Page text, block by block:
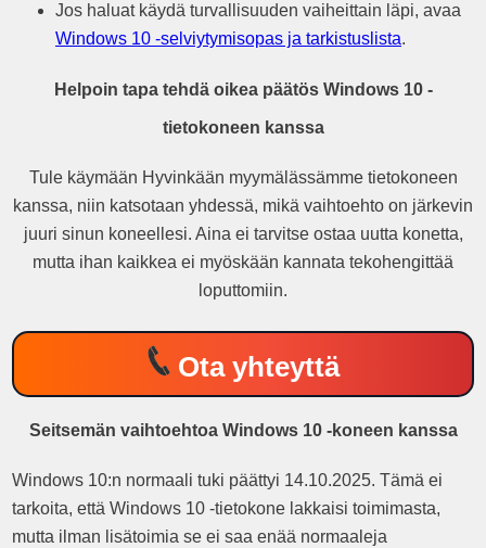
Jos haluat käydä turvallisuuden vaiheittain läpi, avaa
Windows 10 -selviytymisopas ja tarkistuslista.
Helpoin tapa tehdä oikea päätös Windows 10 -
tietokoneen kanssa
Tule käymään Hyvinkään myymälässämme tietokoneen
kanssa, niin katsotaan yhdessä, mikä vaihtoehto on järkevin
juuri sinun koneellesi. Aina ei tarvitse ostaa uutta konetta,
mutta ihan kaikkea ei myöskään kannata tekohengittää
loputtomiin.
Ota yhteyttä
Seitsemän vaihtoehtoa Windows 10 -koneen kanssa
Windows 10:n normaali tuki päättyi 14.10.2025. Tämä ei
tarkoita, että Windows 10 -tietokone lakkaisi toimimasta,
mutta ilman lisätoimia se ei saa enää normaaleja